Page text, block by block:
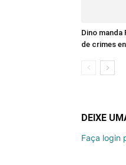
Dino
de crimes
DEIXE
Faça login